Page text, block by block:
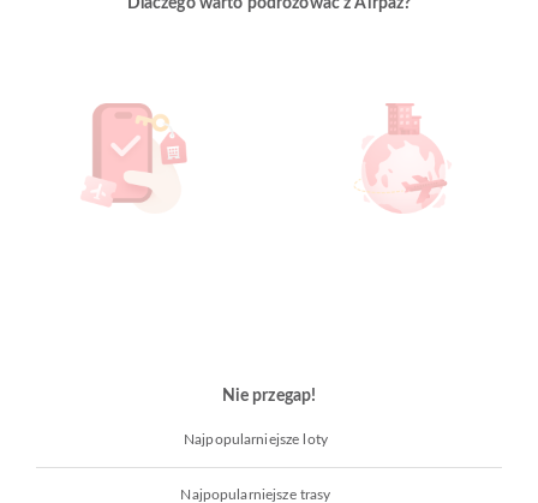
Dlaczego warto podróżować z Airpaz?
Nie przegap!
Najpopularniejsze loty
Najpopularniejsze trasy